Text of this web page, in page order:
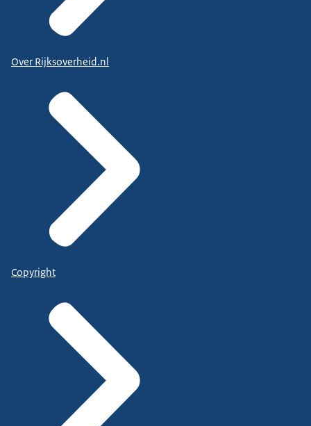
Over Rijksoverheid.nl
Copyright